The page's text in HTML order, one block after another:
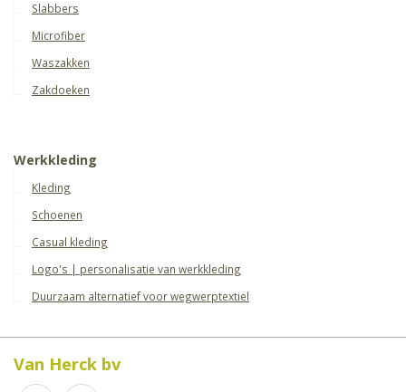
Slabbers
Microfiber
Waszakken
Zakdoeken
Werkkleding
Kleding
Schoenen
Casual kleding
Logo's | personalisatie van werkkleding
Duurzaam alternatief voor wegwerptextiel
Van Herck bv